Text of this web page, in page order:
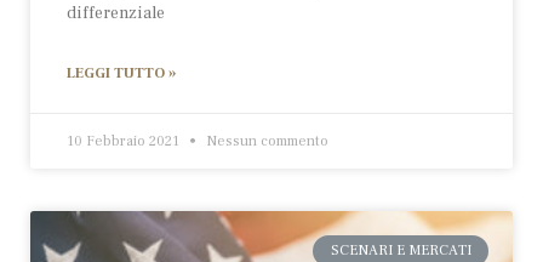
differenziale
LEGGI TUTTO »
10 Febbraio 2021 Nessun commento
SCENARI E MERCATI